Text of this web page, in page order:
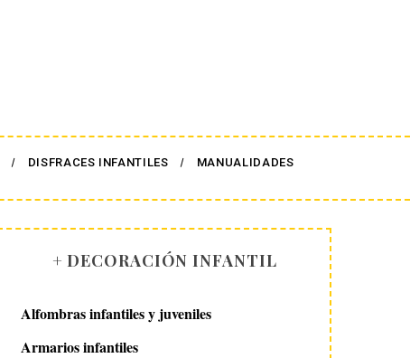
DISFRACES INFANTILES MANUALIDADES
+ DECORACIÓN INFANTIL
Alfombras infantiles y juveniles
Armarios infantiles